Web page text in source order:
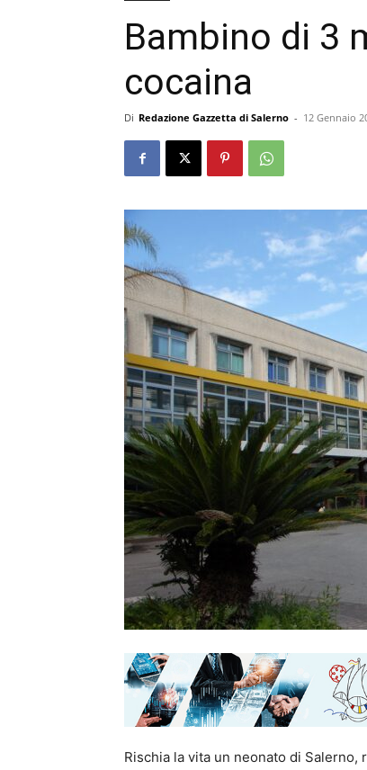
Bambino di 3
cocaina
Di Redazione Gazzetta di Salerno - 12 Gennaio
Rischia la vita un neonato di